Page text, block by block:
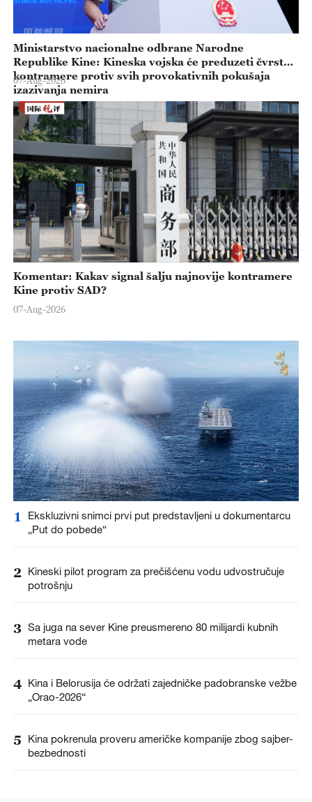
Ministarstvo nacionalne odbrane Narodne
Republike Kine: Kineska vojska će preduzeti čvrste
kontramere protiv svih provokativnih pokušaja
izazivanja nemira
07-Aug-2026
Komentar: Kakav signal šalju najnovije kontramere
Kine protiv SAD?
07-Aug-2026
1
Ekskluzivni snimci prvi put predstavljeni u dokumentarcu
„Put do pobede“
2 Kineski pilot program za prečišćenu vodu udvostručuje
potrošnju
3 Sa juga na sever Kine preusmereno 80 milijardi kubnih
metara vode
4 Kina i Belorusija će održati zajedničke padobranske vežbe
„Orao-2026“
5
Kina pokrenula proveru američke kompanije zbog sajber-
bezbednosti